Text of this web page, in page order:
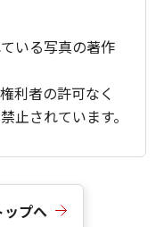
いる写真の著作
利者の許可なく
止されています。
ップへ